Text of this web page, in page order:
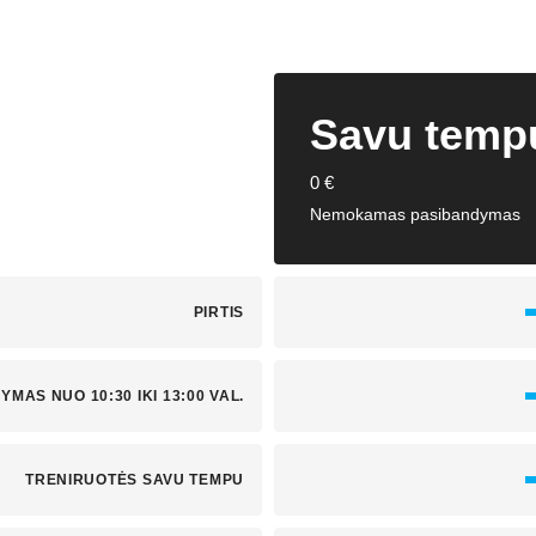
Savu
0 €
Nemokamas pasibandymas
PIRTIS
NUO 10:30 IKI 13:00 VAL.
TRENIRUOTĖS SAVU TEMPU